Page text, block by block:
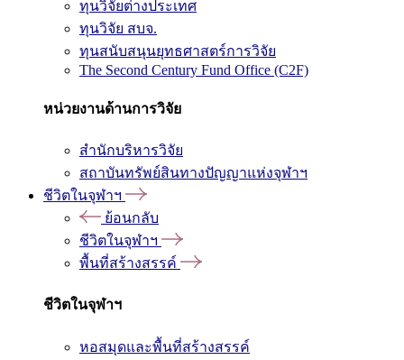
ทุนวิจัยต่างประเทศ
ทุนวิจัย สบจ.
ทุนสนับสนุนยุทธศาสตร์การวิจัย
The Second Century Fund Office (C2F)
หน่วยงานด้านการวิจัย
สำนักบริหารวิจัย
สถาบันทรัพย์สินทางปัญญาแห่งจุฬาฯ
ชีวิตในจุฬาฯ
ย้อนกลับ
ชีวิตในจุฬาฯ
พื้นที่สร้างสรรค์
ชีวิตในจุฬาฯ
หอสมุดและพื้นที่สร้างสรรค์